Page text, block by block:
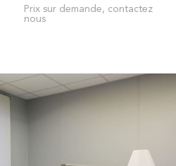
Prix sur demande, contactez
nous